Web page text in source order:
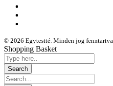
© 2026 Egytestté. Minden jog fenntartva.
Shopping Basket